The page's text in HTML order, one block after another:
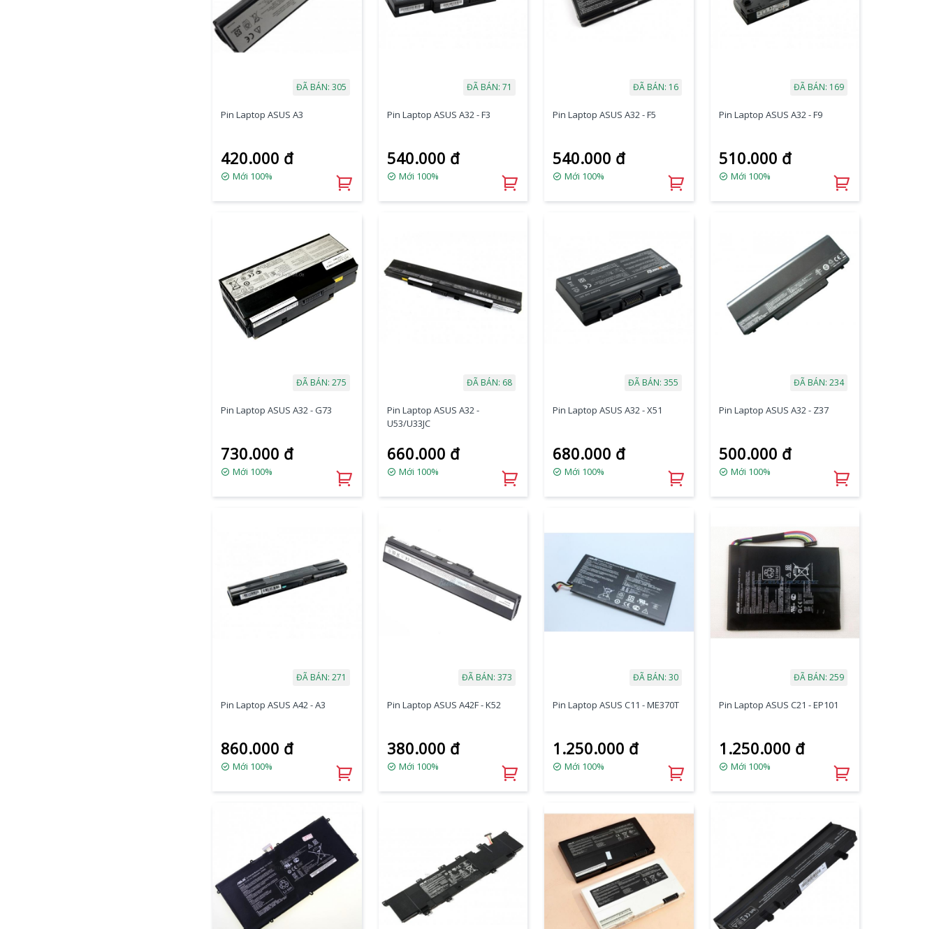
ĐÃ BÁN: 305
Pin Laptop ASUS A3
420.000 đ
Mới 100%
ĐÃ BÁN: 71
Pin Laptop ASUS A32 - F3
540.000 đ
Mới 100%
ĐÃ BÁN: 16
Pin Laptop ASUS A32 - F5
540.000 đ
Mới 100%
ĐÃ BÁN: 169
Pin Laptop ASUS A32 - F9
510.000 đ
Mới 100%
ĐÃ BÁN: 275
Pin Laptop ASUS A32 - G73
730.000 đ
Mới 100%
ĐÃ BÁN: 68
Pin Laptop ASUS A32 -
U53/U33JC
660.000 đ
Mới 100%
ĐÃ BÁN: 355
Pin Laptop ASUS A32 - X51
680.000 đ
Mới 100%
ĐÃ BÁN: 234
Pin Laptop ASUS A32 - Z37
500.000 đ
Mới 100%
ĐÃ BÁN: 271
Pin Laptop ASUS A42 - A3
860.000 đ
Mới 100%
ĐÃ BÁN: 373
Pin Laptop ASUS A42F - K52
380.000 đ
Mới 100%
ĐÃ BÁN: 30
Pin Laptop ASUS C11 - ME370T
1.250.000 đ
Mới 100%
ĐÃ BÁN: 259
Pin Laptop ASUS C21 - EP101
1.250.000 đ
Mới 100%